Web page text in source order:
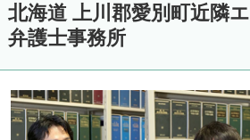
雨竜郡幌加内町 増毛郡増毛町 留萌郡
枝幸郡中頓別町 枝幸郡枝幸町 礼文郡
網走郡津別町 網走郡大空町 斜里郡斜
北海道 上川郡愛別町近隣
弁護士事務所